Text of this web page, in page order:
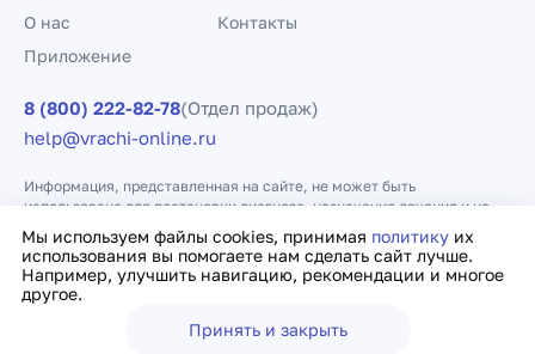
Мы используем файлы cookies, принимая политику их
использования вы помогаете нам сделать сайт лучше.
Например, улучшить навигацию, рекомендации и многое
другое.
Принять и закрыть
О нас
Контакты
Приложение
8 (800) 222-82-78(Отдел продаж)
help@vrachi-online.ru
Информация, представленная на сайте, не может быть
использована для постановки диагноза, назначения лечения и не
заменяет прием врача.
Политика конфиденциальности Договор оферты